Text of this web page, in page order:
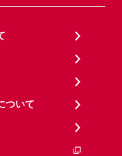
ついて